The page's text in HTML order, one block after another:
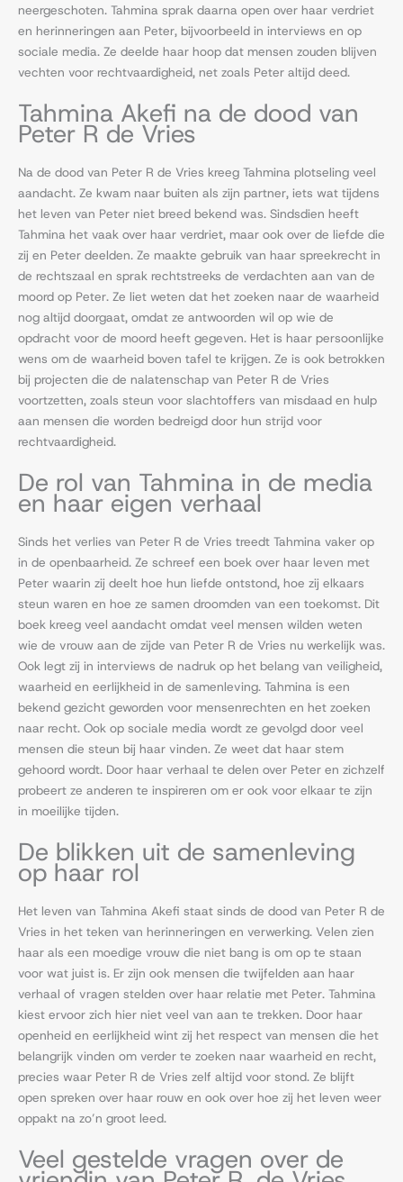
neergeschoten. Tahmina sprak daarna open over haar verdriet
en herinneringen aan Peter, bijvoorbeeld in interviews en op
sociale media. Ze deelde haar hoop dat mensen zouden blijven
vechten voor rechtvaardigheid, net zoals Peter altijd deed.
Tahmina Akefi na de dood van
Peter R de Vries
Na de dood van Peter R de Vries kreeg Tahmina plotseling veel
aandacht. Ze kwam naar buiten als zijn partner, iets wat tijdens
het leven van Peter niet breed bekend was. Sindsdien heeft
Tahmina het vaak over haar verdriet, maar ook over de liefde die
zij en Peter deelden. Ze maakte gebruik van haar spreekrecht in
de rechtszaal en sprak rechtstreeks de verdachten aan van de
moord op Peter. Ze liet weten dat het zoeken naar de waarheid
nog altijd doorgaat, omdat ze antwoorden wil op wie de
opdracht voor de moord heeft gegeven. Het is haar persoonlijke
wens om de waarheid boven tafel te krijgen. Ze is ook betrokken
bij projecten die de nalatenschap van Peter R de Vries
voortzetten, zoals steun voor slachtoffers van misdaad en hulp
aan mensen die worden bedreigd door hun strijd voor
rechtvaardigheid.
De rol van Tahmina in de media
en haar eigen verhaal
Sinds het verlies van Peter R de Vries treedt Tahmina vaker op
in de openbaarheid. Ze schreef een boek over haar leven met
Peter waarin zij deelt hoe hun liefde ontstond, hoe zij elkaars
steun waren en hoe ze samen droomden van een toekomst. Dit
boek kreeg veel aandacht omdat veel mensen wilden weten
wie de vrouw aan de zijde van Peter R de Vries nu werkelijk was.
Ook legt zij in interviews de nadruk op het belang van veiligheid,
waarheid en eerlijkheid in de samenleving. Tahmina is een
bekend gezicht geworden voor mensenrechten en het zoeken
naar recht. Ook op sociale media wordt ze gevolgd door veel
mensen die steun bij haar vinden. Ze weet dat haar stem
gehoord wordt. Door haar verhaal te delen over Peter en zichzelf
probeert ze anderen te inspireren om er ook voor elkaar te zijn
in moeilijke tijden.
De blikken uit de samenleving
op haar rol
Het leven van Tahmina Akefi staat sinds de dood van Peter R de
Vries in het teken van herinneringen en verwerking. Velen zien
haar als een moedige vrouw die niet bang is om op te staan
voor wat juist is. Er zijn ook mensen die twijfelden aan haar
verhaal of vragen stelden over haar relatie met Peter. Tahmina
kiest ervoor zich hier niet veel van aan te trekken. Door haar
openheid en eerlijkheid wint zij het respect van mensen die het
belangrijk vinden om verder te zoeken naar waarheid en recht,
precies waar Peter R de Vries zelf altijd voor stond. Ze blijft
open spreken over haar rouw en ook over hoe zij het leven weer
oppakt na zo’n groot leed.
Veel gestelde vragen over de